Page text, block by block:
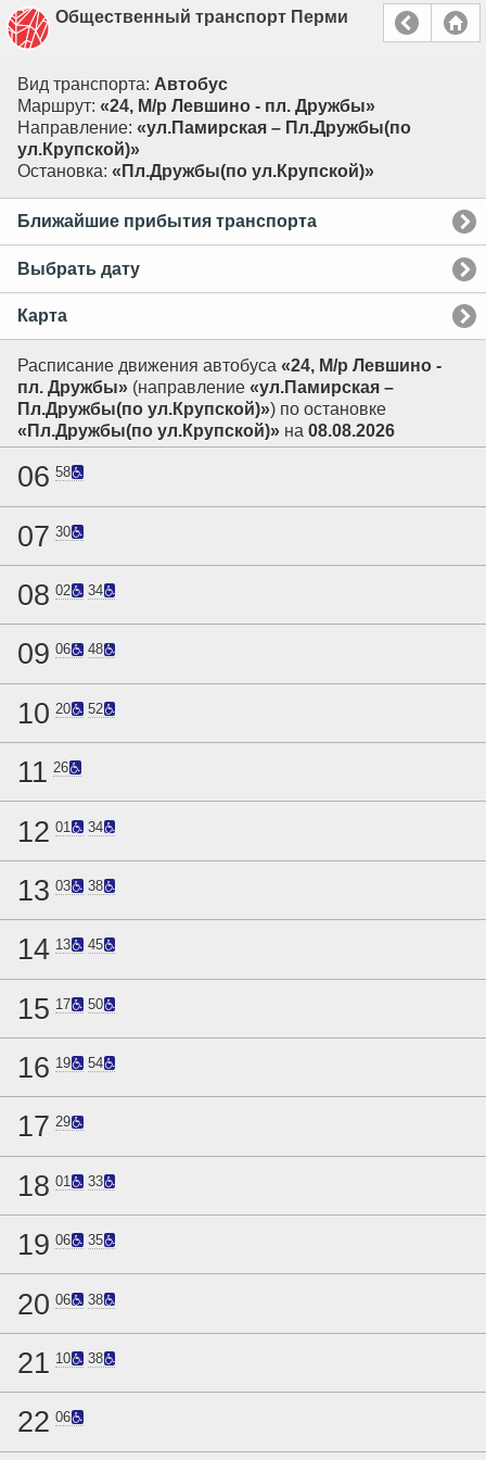
Общественный транспорт Перми
Вид транспорта: Автобус
Маршрут: «24, М/р Левшино - пл. Дружбы»
Направление: «ул.Памирская – Пл.Дружбы(по
ул.Крупской)»
Остановка: «Пл.Дружбы(по ул.Крупской)»
Ближайшие прибытия транспорта
Выбрать дату
Карта
Расписание движения автобуса «24, М/р Левшино -
пл. Дружбы» (направление «ул.Памирская –
Пл.Дружбы(по ул.Крупской)») по остановке
«Пл.Дружбы(по ул.Крупской)» на 08.08.2026
06 58
07 30
08 02 34
09 06 48
10 20 52
11 26
12 01 34
13 03 38
14 13 45
15 17 50
16 19 54
17 29
18 01 33
19 06 35
20 06 38
21 10 38
22 06